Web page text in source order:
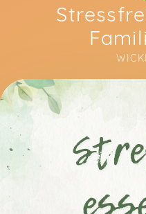
Soon you will learn